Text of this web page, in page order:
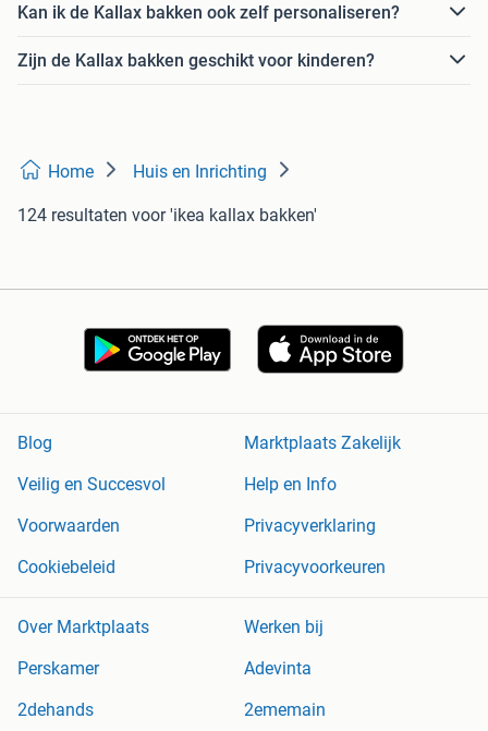
Kan ik de Kallax bakken ook zelf personaliseren?
Zijn de Kallax bakken geschikt voor kinderen?
Home Huis en Inrichting
124 resultaten voor 'ikea kallax bakken'
Blog
Marktplaats Zakelijk
Veilig en Succesvol
Help en Info
Voorwaarden
Privacyverklaring
Cookiebeleid
Privacyvoorkeuren
Over Marktplaats
Werken bij
Perskamer
Adevinta
2dehands
2ememain